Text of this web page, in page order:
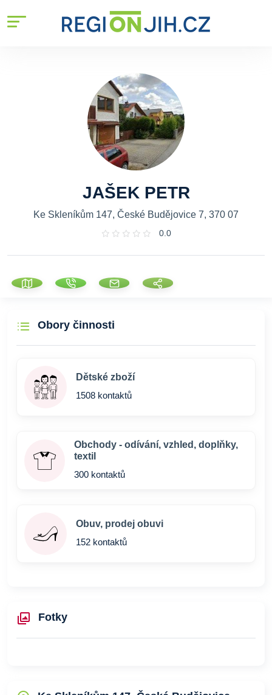
JAŠEK PETR
Ke Skleníkům 147, České Budějovice 7, 370 07
0.0
Obory činnosti
Dětské zboží
1508 kontaktů
Obchody - odívání, vzhled, doplňky,
textil
300 kontaktů
Obuv, prodej obuvi
152 kontaktů
Fotky